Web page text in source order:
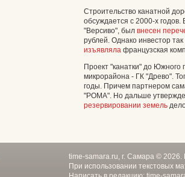
Строительство канатной
обсуждается с 2000-х
"Версиво", был внесен
рублей. Однако инвестор
изъявляла французская
Проект "канатки" до Южного
микрорайона - ГК "Древо".
годы. Причем партнером
"POMA". Но дальше
резервировании земель
time-samara.ru, г. Самара ©
При использовании текстовых